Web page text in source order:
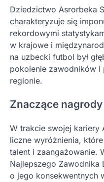
Dziedzictwo Asrorbeka
charakteryzuje się
rekordowymi
w krajowe i
na uzbecki futbol był
pokolenie zawodników
regionie.
Znaczące
W trakcie swojej kariery
liczne wyróżnienia,
talent i zaangażowanie.
Najlepszego
o jego konsekwentnych